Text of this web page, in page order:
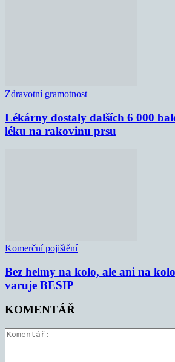
Zdravotní gramotnost
Lékárny dostaly dalších 6 000
léku na rakovinu prsu
Komerční pojištění
Bez helmy na kolo, ale ani na
varuje BESIP
KOMENTÁŘ